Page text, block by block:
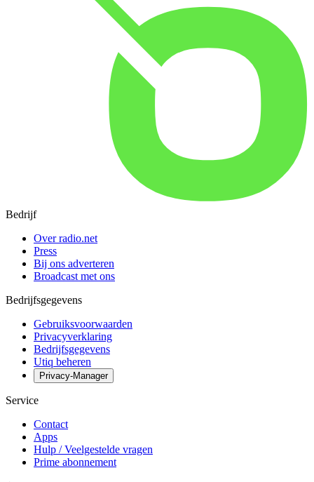
Bedrijf
Over radio.net
Press
Bij ons adverteren
Broadcast met ons
Bedrijfsgegevens
Gebruiksvoorwaarden
Privacyverklaring
Bedrijfsgegevens
Utiq beheren
Privacy-Manager
Service
Contact
Apps
Hulp / Veelgestelde vragen
Prime abonnement